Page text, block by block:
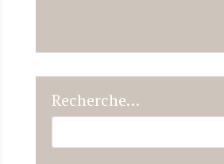
Recherche…